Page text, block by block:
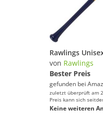
von Rawlings
Bester Preis
gefunden bei
zuletzt überprüft am
Preis kann sich
Keine weiteren